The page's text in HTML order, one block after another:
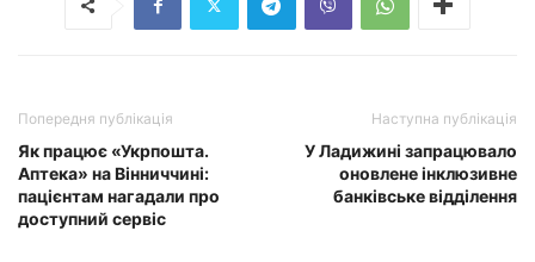
Попередня публікація
Як працює «Укрпошта.
Аптека» на Вінниччині:
пацієнтам нагадали про
доступний сервіс
Наступна публікація
У Ладижині запрацювало
оновлене інклюзивне
банківське відділення